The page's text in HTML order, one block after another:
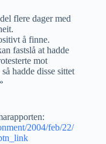
flere dager med
å finne.
fastslå at hadde
mot
hadde disse sittet
2004/feb/22/